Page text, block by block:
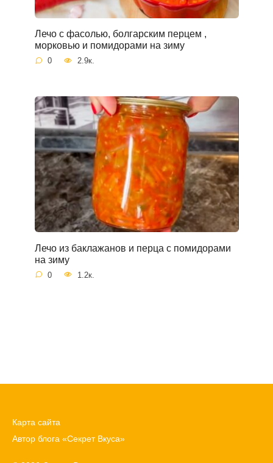
Лечо с фасолью, болгарским перцем ,
морковью и помидорами на зиму
0 2.9к.
Лечо из баклажанов и перца с помидорами
на зиму
0 1.2к.
Карта сайта
Автор блога «Секрет Вкуса»